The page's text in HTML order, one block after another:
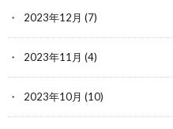
2023年12月 (7)
2023年11月 (4)
2023年10月 (10)